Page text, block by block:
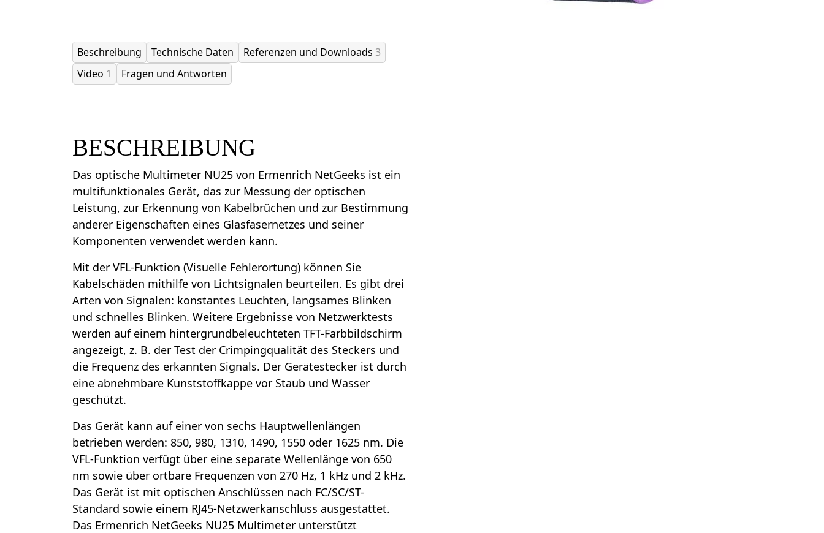
Beschreibung Technische Daten Referenzen und Downloads 3
Video 1 Fragen und Antworten
BESCHREIBUNG
Das optische Multimeter NU25 von Ermenrich NetGeeks ist ein
multifunktionales Gerät, das zur Messung der optischen
Leistung, zur Erkennung von Kabelbrüchen und zur Bestimmung
anderer Eigenschaften eines Glasfasernetzes und seiner
Komponenten verwendet werden kann.
Mit der VFL-Funktion (Visuelle Fehlerortung) können Sie
Kabelschäden mithilfe von Lichtsignalen beurteilen. Es gibt drei
Arten von Signalen: konstantes Leuchten, langsames Blinken
und schnelles Blinken. Weitere Ergebnisse von Netzwerktests
werden auf einem hintergrundbeleuchteten TFT-Farbbildschirm
angezeigt, z. B. der Test der Crimpingqualität des Steckers und
die Frequenz des erkannten Signals. Der Gerätestecker ist durch
eine abnehmbare Kunststoffkappe vor Staub und Wasser
geschützt.
Das Gerät kann auf einer von sechs Hauptwellenlängen
betrieben werden: 850, 980, 1310, 1490, 1550 oder 1625 nm. Die
VFL-Funktion verfügt über eine separate Wellenlänge von 650
nm sowie über ortbare Frequenzen von 270 Hz, 1 kHz und 2 kHz.
Das Gerät ist mit optischen Anschlüssen nach FC/SC/ST-
Standard sowie einem RJ45-Netzwerkanschluss ausgestattet.
Das Ermenrich NetGeeks NU25 Multimeter unterstützt